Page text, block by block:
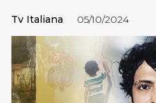
Tv Italiana 05/10/2024